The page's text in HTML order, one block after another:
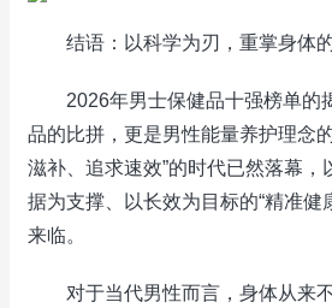
结语：以科学为刃，重掌身体
2026年男士保健品十强榜单的
品的比拼，更是男性能量养护理念
滋补、追求速效”的时代已然落幕，
据为支撑、以长效为目标的“精准健
来临。
对于当代男性而言，身体从来不